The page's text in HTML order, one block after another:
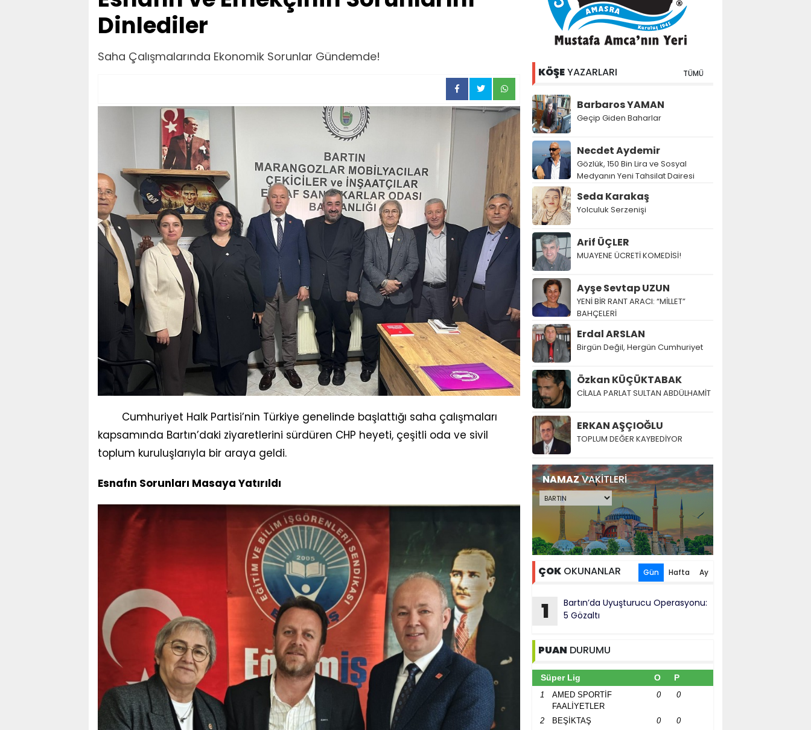
Dinlediler
Saha Çalışmalarında Ekonomik Sorunlar Gündemde!
Cumhuriyet Halk Partisi’nin Türkiye genelinde başlattığı saha çalışmaları
kapsamında Bartın’daki ziyaretlerini sürdüren CHP heyeti, çeşitli oda ve sivil
toplum kuruluşlarıyla bir araya geldi.
Esnafın Sorunları Masaya Yatırıldı
KÖŞEYAZARLARI TÜMÜ
Barbaros YAMAN
Geçip Giden Baharlar
Necdet Aydemir
Gözlük, 150 Bin Lira ve Sosyal
Medyanın Yeni Tahsilat Dairesi
Seda Karakaş
Yolculuk Serzenişi
Arif ÜÇLER
MUAYENE ÜCRETİ KOMEDİSİ!
Ayşe Sevtap UZUN
YENİ BİR RANT ARACI: “MİLLET”
BAHÇELERİ
Erdal ARSLAN
Birgün Değil, Hergün Cumhuriyet
Özkan KÜÇÜKTABAK
CİLALA PARLAT SULTAN ABDÜLHAMİT
ERKAN AŞÇIOĞLU
TOPLUM DEĞER KAYBEDİYOR
NAMAZVAKİTLERİ
ÇOK OKUNANLAR Gün Hafta Ay
1
Bartın’da Uyuşturucu Operasyonu:
5 Gözaltı
PUAN DURUMU
Süper Lig O P
1
AMED SPORTİF
FAALİYETLER
0 0
2 BEŞİKTAŞ 0
0